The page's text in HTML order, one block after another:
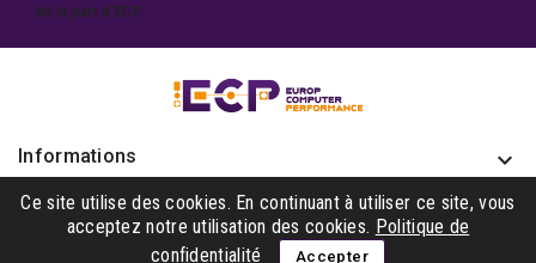
de la part d'ECP.
Informations keyboard_arrow_down
Produits 
Notre société
Ce site utilise des cookies. En continuant à utiliser ce site, vous
acceptez notre utilisation des cookies. Politique de
confidentialité
Accepter